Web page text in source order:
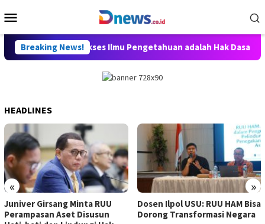
to
Menu
Breaking News!
Willy Aditya: Akses Ilmu Pengetahuan adalah Hak Dasar Warga
HEADLINES
« »
Juniver Girsang Minta RUU
Perampasan Aset Disusun
Dosen Ilpol USU: RUU HAM Bisa
Dorong Transformasi Negara